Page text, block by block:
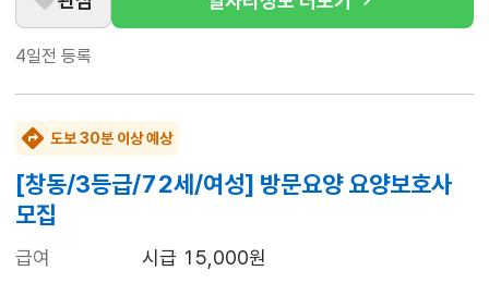
4일전 등록
도보 30분 이상 예상
[창동/3등급/72세/여성] 방문요양 요양보호사
모집
급여
시급 15,000원